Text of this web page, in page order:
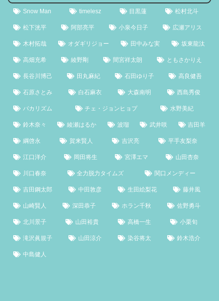
Snow Man timelesz 目黒蓮 松村北斗
松下洸平 阿部亮平 小泉今日子 広瀬アリス
木村拓哉 オダギリジョー 田中みな実 坂東龍汰
高畑充希 綾野剛 間宮祥太朗 ともさかりえ
長谷川博己 田丸麻紀 石田ゆり子 高良健吾
石原さとみ 白石麻衣 大森南明 西島秀俊
バカリズム チェ・ジョンヒョプ 水野美紀
鈴木奈々 綾瀬はるか 波瑠 武井咲 吉田羊
綱啓永 賀来賢人 吉沢亮 平手友梨奈
江口洋介 岡田将生 宮澤エマ 山田杏奈
川口春奈 全力脱力タイムズ 関口メンディー
吉田鋼太郎 中田敦彦 生田絵梨花 藤井風
山崎賢人 深田恭子 ホラン千秋 佐野勇斗
北川景子 山田裕貴 高橋一生 小栗旬
滝沢眞規子 山田涼介 染谷将太 鈴木浩介
中島健人